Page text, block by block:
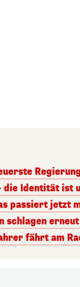
die Identität ist
passiert jetzt
schlagen
fährt am